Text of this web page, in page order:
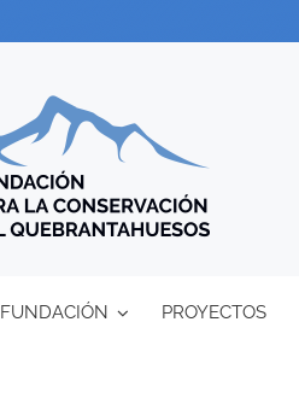
FUNDACIÓN PROYECTOS